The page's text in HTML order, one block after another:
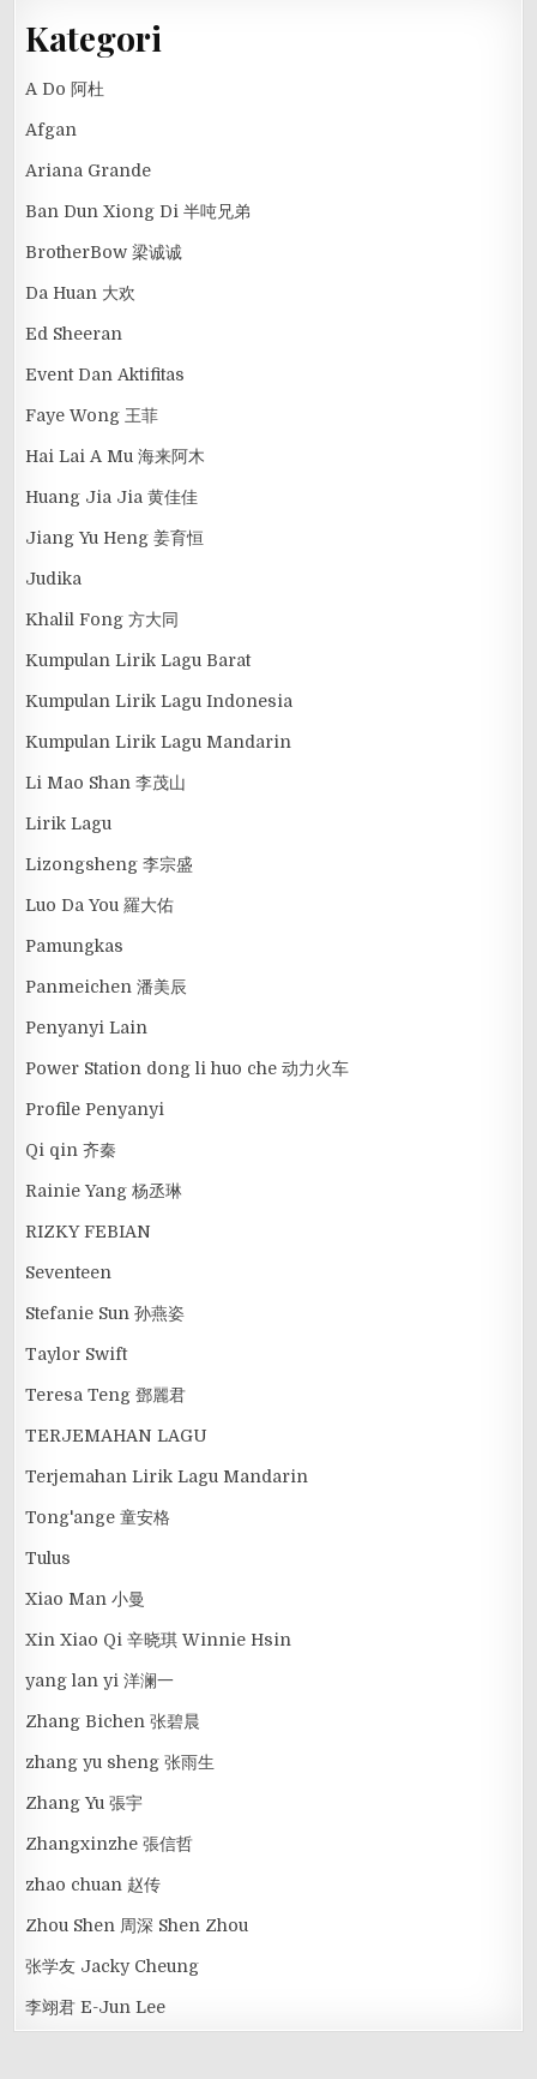
Kategori
A Do 阿杜
Afgan
Ariana Grande
Ban Dun Xiong Di 半吨兄弟
BrotherBow 梁诚诚
Da Huan 大欢
Ed Sheeran
Event Dan Aktifitas
Faye Wong 王菲
Hai Lai A Mu 海来阿木
Huang Jia Jia 黄佳佳
Jiang Yu Heng 姜育恒
Judika
Khalil Fong 方大同
Kumpulan Lirik Lagu Barat
Kumpulan Lirik Lagu Indonesia
Kumpulan Lirik Lagu Mandarin
Li Mao Shan 李茂山
Lirik Lagu
Lizongsheng 李宗盛
Luo Da You 羅大佑
Pamungkas
Panmeichen 潘美辰
Penyanyi Lain
Power Station dong li huo che 动力火车
Profile Penyanyi
Qi qin 齐秦
Rainie Yang 杨丞琳
RIZKY FEBIAN
Seventeen
Stefanie Sun 孙燕姿
Taylor Swift
Teresa Teng 鄧麗君
TERJEMAHAN LAGU
Terjemahan Lirik Lagu Mandarin
Tong'ange 童安格
Tulus
Xiao Man 小曼
Xin Xiao Qi 辛晓琪 Winnie Hsin
yang lan yi 洋澜一
Zhang Bichen 张碧晨
zhang yu sheng 张雨生
Zhang Yu 張宇
Zhangxinzhe 張信哲
zhao chuan 赵传
Zhou Shen 周深 Shen Zhou
张学友 Jacky Cheung
李翊君 E-Jun Lee